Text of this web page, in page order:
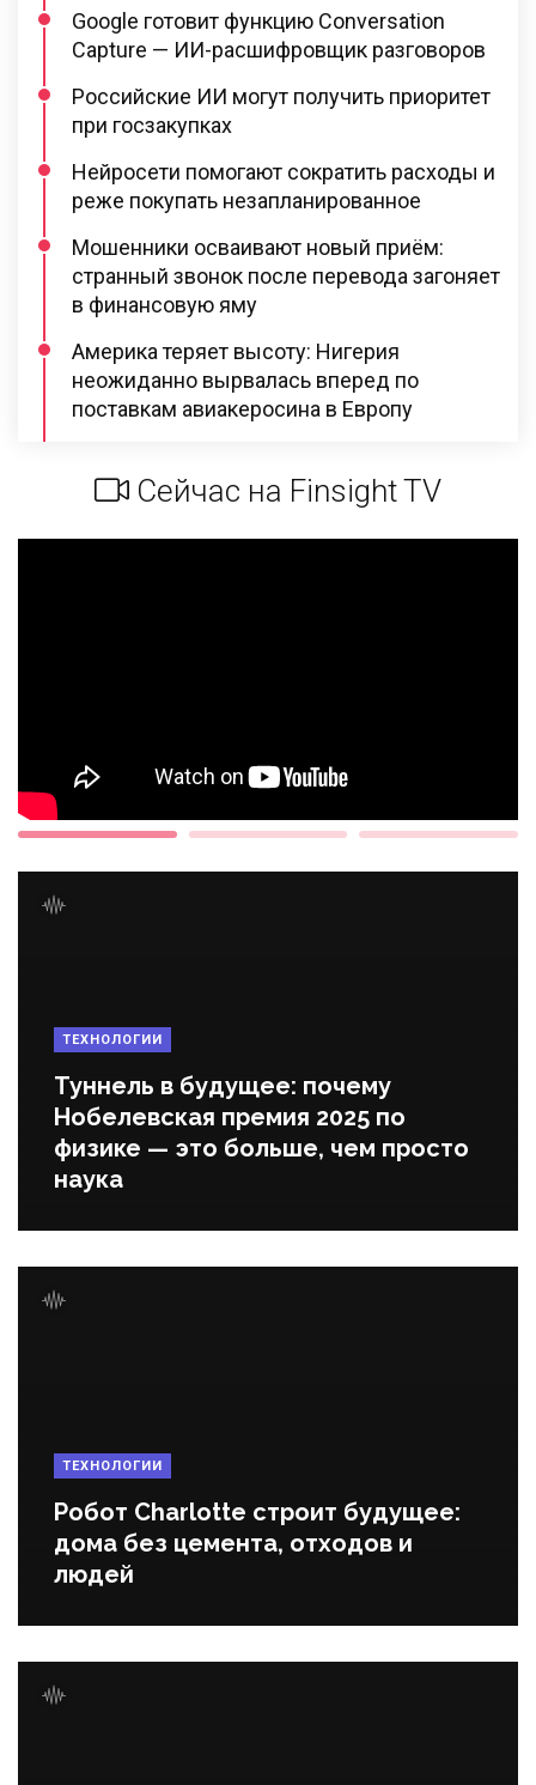
Google готовит функцию Conversation
Capture — ИИ-расшифровщик разговоров
Российские ИИ могут получить приоритет
при госзакупках
Нейросети помогают сократить расходы и
реже покупать незапланированное
Мошенники осваивают новый приём:
странный звонок после перевода загоняет
в финансовую яму
Америка теряет высоту: Нигерия
неожиданно вырвалась вперед по
поставкам авиакеросина в Европу
Сейчас на Finsight TV
ТЕХНОЛОГИИ
Туннель в будущее: почему
Нобелевская премия 2025 по
физике — это больше, чем просто
наука
ТЕХНОЛОГИИ
Робот Charlotte строит будущее:
дома без цемента, отходов и
людей